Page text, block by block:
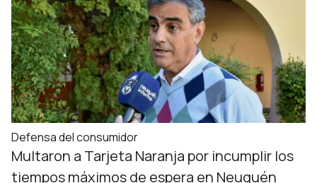
Defensa del consumidor
Multaron a Tarjeta Naranja por incumplir los
tiempos máximos de espera en Neuquén